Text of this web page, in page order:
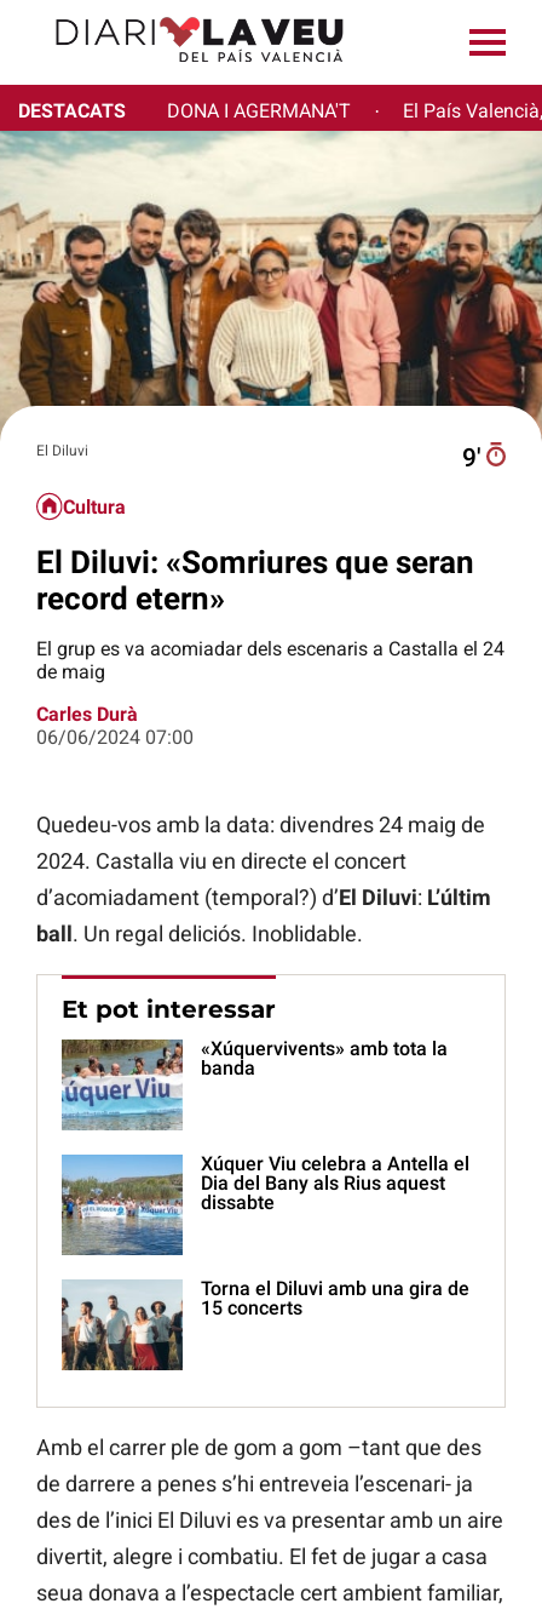
DESTACATS DONA I AGERMANA'T · El País
El Diluvi 9′
Cultura
El Diluvi: «Somriures que seran
record etern»
El grup es va acomiadar dels escenaris a Castalla el 24
de maig
Carles Durà
06/06/2024 07:00
Quedeu-vos amb la data: divendres 24 maig de
2024. Castalla viu en directe el concert
d’acomiadament (temporal?) d’El Diluvi: L’últim
ball. Un regal deliciós. Inoblidable.
Et pot interessar
«Xúquervivents» amb tota la
banda
Xúquer Viu celebra a Antella el
Dia del Bany als Rius aquest
dissabte
Torna el Diluvi amb una gira de
15 concerts
Amb el carrer ple de gom a gom –tant que des
de darrere a penes s’hi entreveia l’escenari- ja
des de l’inici El Diluvi es va presentar amb un aire
divertit, alegre i combatiu. El fet de jugar a casa
seua donava a l’espectacle cert ambient familiar,